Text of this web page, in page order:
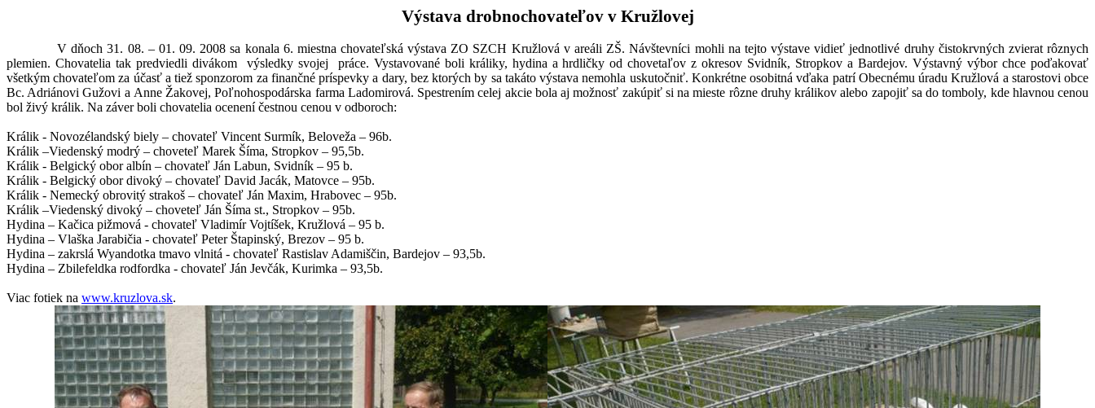
Výstava drobnochovateľov v Kružlovej
V dňoch 31. 08. – 01. 09. 2008 sa konala 6. miestna chovateľská výstava ZO SZCH Kružlová v areáli ZŠ. Návštevníci mohli na tejto výstave vidieť jednotlivé druhy čistokrvných zvierat rôznych
plemien. Chovatelia tak predviedli divákom
výsledky svojej
práce. Vystavované boli králiky, hydina a hrdličky od chovetaľov z okresov Svidník, Stropkov a Bardejov. Výstavný výbor chce poďakovať
všetkým chovateľom za účasť a tiež sponzorom za finančné príspevky a dary, bez ktorých by sa takáto výstava nemohla uskutočniť. Konkrétne osobitná vďaka patrí Obecnému úradu Kružlová a starostovi obce
Bc. Adriánovi Gužovi a Anne Žakovej, Poľnohospodárska farma Ladomirová. Spestrením celej akcie bola aj možnosť zakúpiť si na mieste rôzne druhy králikov alebo zapojiť sa do tomboly, kde hlavnou cenou
bol živý králik. Na záver boli chovatelia ocenení čestnou cenou v odboroch:
Králik - Novozélandský biely – chovateľ Vincent Surmík, Beloveža – 96b.
Králik –Viedenský modrý – choveteľ Marek Šíma, Stropkov – 95,5b.
Králik - Belgický obor albín – chovateľ Ján Labun, Svidník – 95 b.
Králik - Belgický obor divoký – chovateľ David Jacák, Matovce – 95b.
Králik - Nemecký obrovitý strakoš – chovateľ Ján Maxim, Hrabovec – 95b.
Králik –Viedenský divoký – choveteľ Ján Šíma st., Stropkov – 95b.
Hydina – Kačica pižmová - chovateľ Vladimír Vojtíšek, Kružlová – 95 b.
Hydina – Vlaška Jarabičia - chovateľ Peter Štapinský, Brezov – 95 b.
Hydina – zakrslá Wyandotka tmavo vlnitá - chovateľ Rastislav Adamiščin, Bardejov – 93,5b.
Hydina – Zbilefeldka rodfordka - chovateľ Ján Jevčák, Kurimka – 93,5b.
Viac fotiek na www.kruzlova.sk.